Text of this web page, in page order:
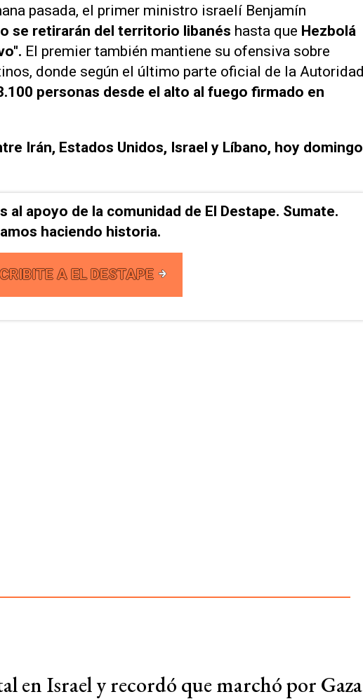
pasada, el primer ministro israelí Benjamín
se retirarán del territorio libanés hasta que Hezbolá
El premier también mantiene su ofensiva sobre
donde según el último parte oficial de la Autoridad
personas desde el alto al fuego firmado en
Irán, Estados Unidos, Israel y Líbano, hoy domingo
apoyo de la comunidad de El Destape. Sumate.
haciendo historia.
A EL DESTAPE
en Israel y recordó que marchó por Gaza